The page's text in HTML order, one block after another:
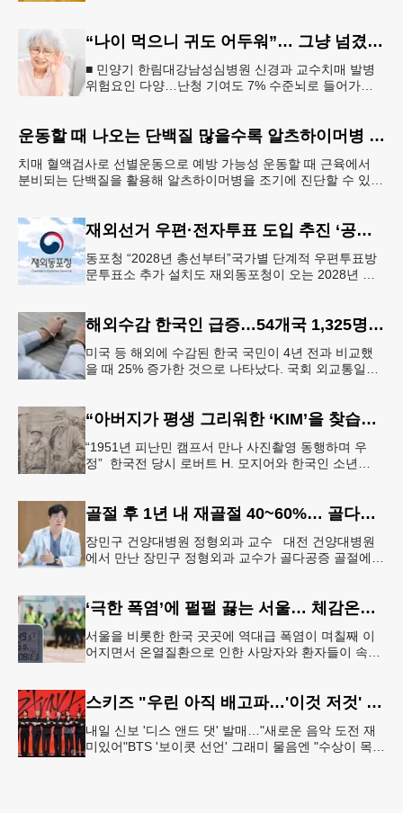
“나이 먹으니 귀도 어두워”… 그냥 넘겼다간 치매 위험
■ 민양기 한림대강남성심병원 신경과 교수치매 발병
위험요인 다양…난청 기여도 7% 수준뇌로 들어가는
운동할 때 나오는 단백질 많을수록 알츠하이머병 단백질 감소
치매 혈액검사로 선별운동으로 예방 가능성 운동할 때 근육에서
분비되는 단백질을 활용해 알츠하이머병을 조기에 진단할 수 있는
재외선거 우편·전자투표 도입 추진 ‘공식화’
동포청 “2028년 총선부터”국가별 단계적 우편투표방
문투표소 추가 설치도 재외동포청이 오는 2028년 재
해외수감 한국인 급증…54개국 1,325명 25%↑
미국 등 해외에 수감된 한국 국민이 4년 전과 비교했
을 때 25% 증가한 것으로 나타났다. 국회 외교통일위
“아버지가 평생 그리워한 ‘KIM’을 찾습니다” 한국전 종군기자의 ‘마지막 소원’
“1951년 피난민 캠프서 만나 사진촬영 동행하며 우
정” 한국전 당시 로버트 H. 모지어와 한국인 소년
골절 후 1년 내 재골절 40~60%… 골다공증 골절 “치료 골든타임은 3개월”
장민구 건양대병원 정형외과 교수 대전 건양대병원
에서 만난 장민구 정형외과 교수가 골다공증 골절에
‘극한 폭염’에 펄펄 끓는 서울… 체감온도 ‘섭씨 49.5도’
서울을 비롯한 한국 곳곳에 역대급 폭염이 며칠째 이
어지면서 온열질환으로 인한 사망자와 환자들이 속출
스키즈 "우린 아직 배고파…'이것 저것' 다 잘하는 자신감 표현"
내일 신보 '디스 앤드 댓' 발매…"새로운 음악 도전 재
미있어"BTS '보이콧 선언' 그래미 물음엔 "수상이 목표